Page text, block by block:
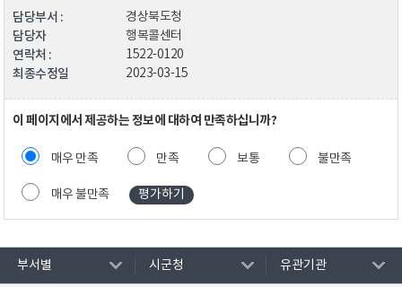
담당부서 : 경상북도청
담당자 행복콜센터
연락처 : 1522-0120
최종수정일 2023-03-15
이 페이지에서 제공하는 정보에 대하여 만족하십니까?
매우 만족 만족 보통 불만족
매우 불만족
부서별 시군청 유관기관